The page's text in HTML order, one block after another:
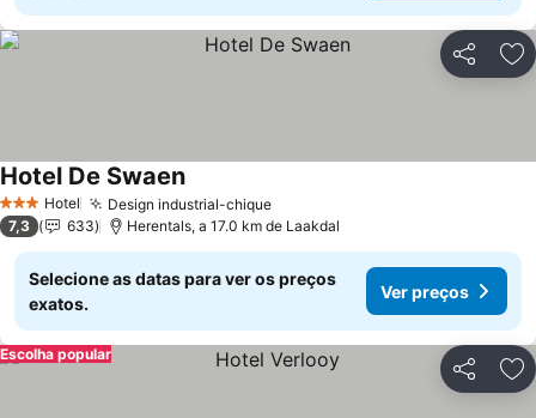
Partilhar
3 EstrelasHotel Design industrial-chiqueVer preços
Hotel De SwaenVer preços
7,3 633 Herentals, a 17.0 km de Laakdal
Selecione as datas para ver os preços
exatos.
Ver preços
Partilhar
Escolha popular